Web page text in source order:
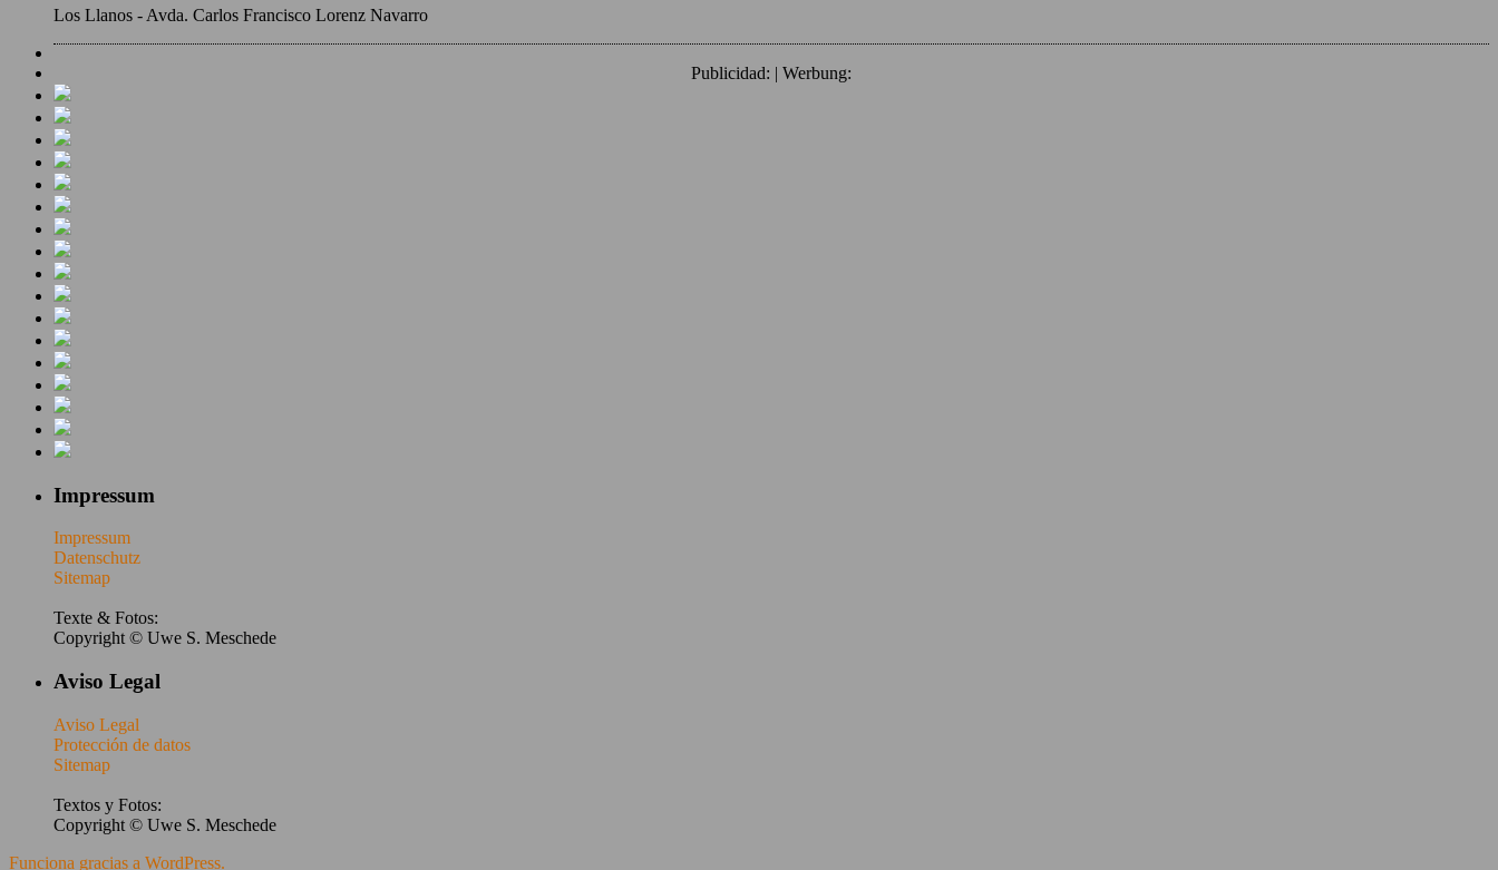
Los Llanos - Avda. Carlos Francisco Lorenz Navarro
Publicidad: | Werbung:
Impressum
Impressum
Datenschutz
Sitemap
Texte & Fotos:
Copyright © Uwe S. Meschede
Aviso Legal
Aviso Legal
Protección de datos
Sitemap
Textos y Fotos:
Copyright © Uwe S. Meschede
Funciona gracias a WordPress.